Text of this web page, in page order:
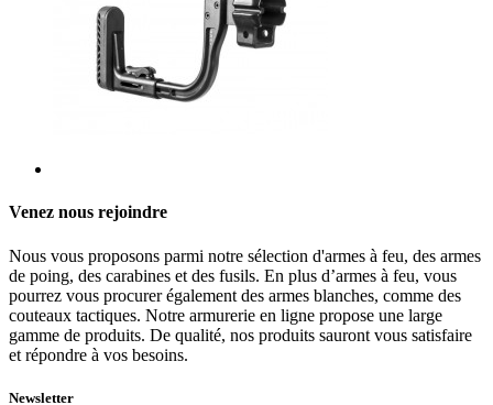
Venez nous rejoindre
Nous vous proposons parmi notre sélection d'armes à feu, des armes
de poing, des carabines et des fusils. En plus d’armes à feu, vous
pourrez vous procurer également des armes blanches, comme des
couteaux tactiques. Notre armurerie en ligne propose une large
gamme de produits. De qualité, nos produits sauront vous satisfaire
et répondre à vos besoins.
Newsletter